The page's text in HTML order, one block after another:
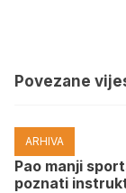
Povezane
ARHIVA
Pao manji
poznati